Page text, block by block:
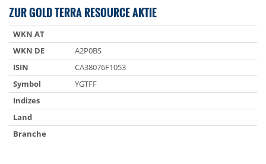
ZUR GOLD TERRA RESOURCE AKTIE
WKN AT
WKN DE
A2P0BS
ISIN
CA38076F1053
Symbol
YGTFF
Indizes
Land
Branche